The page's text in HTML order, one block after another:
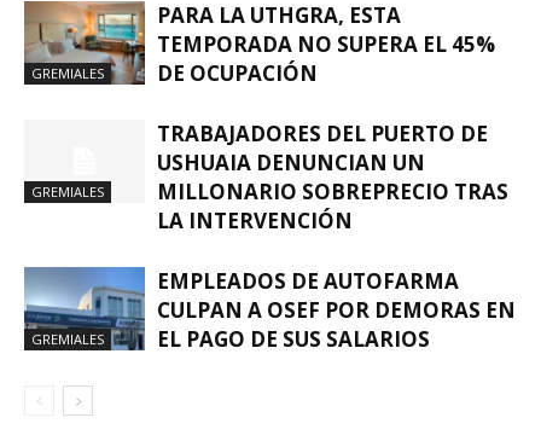
GREMIALES
PARA LA UTHGRA, ESTA
TEMPORADA NO SUPERA EL 45%
DE OCUPACIÓN
GREMIALES
TRABAJADORES DEL PUERTO DE
USHUAIA DENUNCIAN UN
MILLONARIO SOBREPRECIO TRAS
LA INTERVENCIÓN
GREMIALES
EMPLEADOS DE AUTOFARMA
CULPAN A OSEF POR DEMORAS EN
EL PAGO DE SUS SALARIOS